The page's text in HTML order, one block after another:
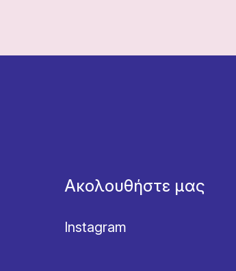
Ακολουθήστε μας
Instagram